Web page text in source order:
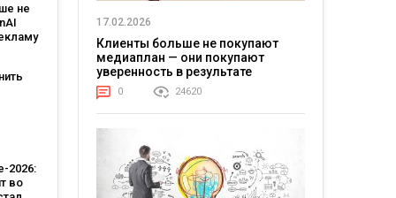
и T-
не
2026:
во
17.02.2026
Клиенты больше не покупают
медиаплан — они покупают
уверенность в результате
0 24620